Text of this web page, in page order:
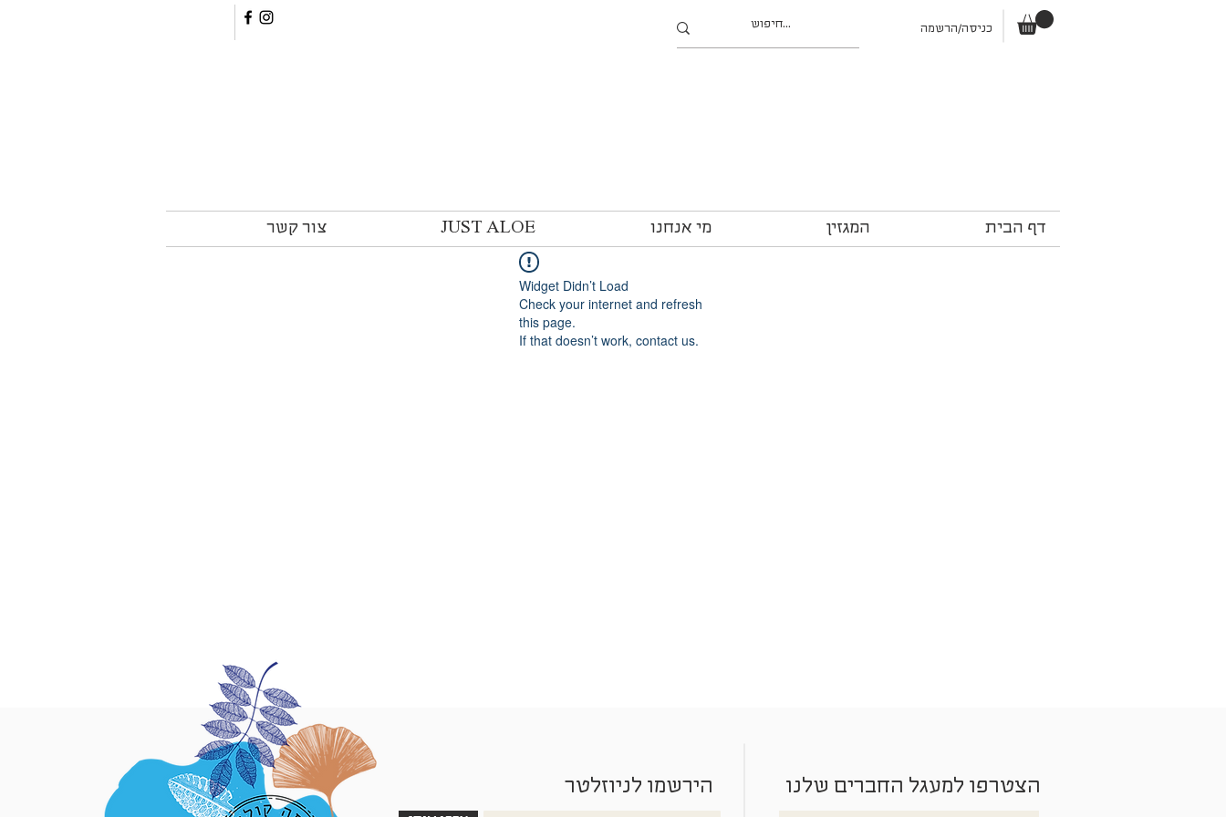
כניסה/הרשמה
דף הבית המגזין מי אנחנו JUST ALOE צור קשר
Widget Didn’t Load
Check your internet and refresh
this page.
If that doesn’t work, contact us.
הירשמו לניוזלטר הצטרפו למעגל החברים שלנו